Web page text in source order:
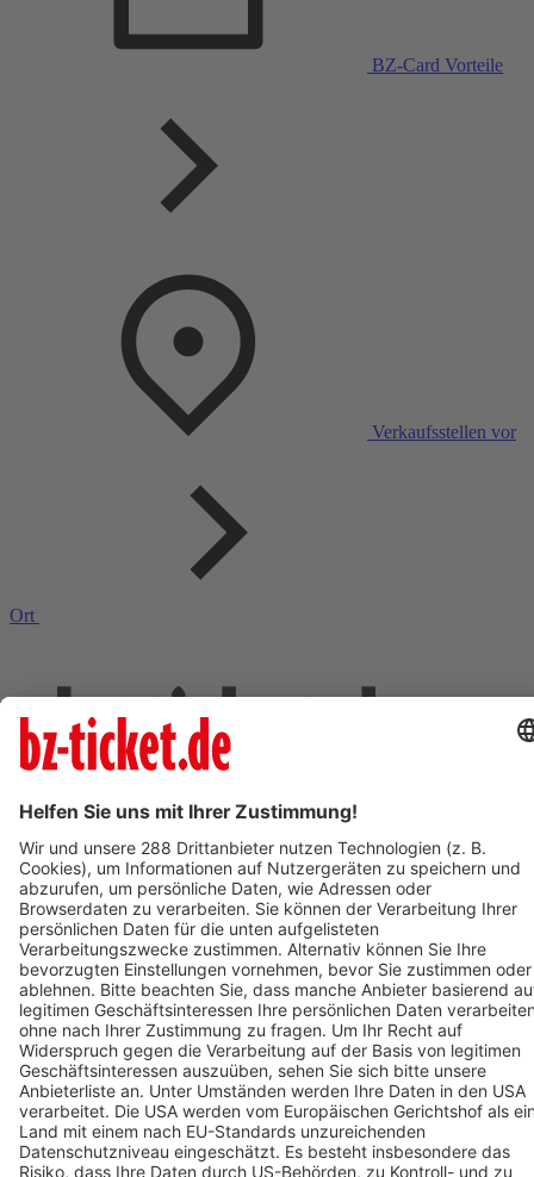
BZ-Card Vorteile
Verkaufsstellen vor
Ort
Deine Region. Deine Events.
BZ-Card schnapp.de Kontakt
Mediadaten Datenschutz Cookie-Einstellungen Impressum
+49 761 496 8888
Tickethotline Mo–Fr: 9–12 Uhr
System